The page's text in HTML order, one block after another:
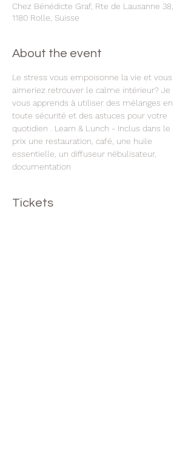
Chez Bénédicte Graf, Rte de Lausanne 38,
1180 Rolle, Suisse
About the event
Le stress vous empoisonne la vie et vous
aimeriez retrouver le calme intérieur? Je
vous apprends à utiliser des mélanges en
toute sécurité et des astuces pour votre
quotidien . Learn & Lunch - Inclus dans le
prix une restauration, café, une huile
essentielle, un diffuseur nébulisateur,
documentation
Tickets